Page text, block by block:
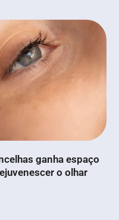
ganha espaço
o olhar